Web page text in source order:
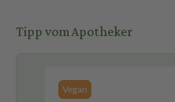
Tipp vom Apotheker
Vegan